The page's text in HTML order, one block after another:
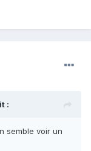
:
semble voir un